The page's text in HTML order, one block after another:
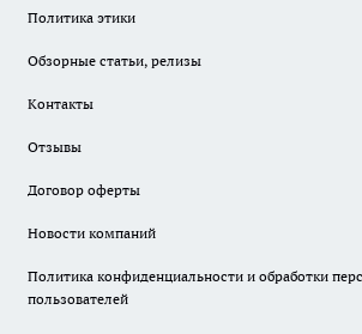
Политика этики
Обзорные статьи, релизы
Контакты
Отзывы
Договор оферты
Новости компаний
Политика конфиденциальности и обработки
пользователей